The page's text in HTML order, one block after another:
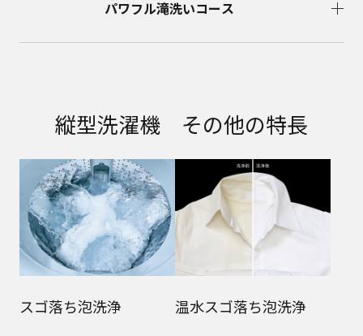
パワフル滝洗いコース
縦型洗濯機 その他の特長
スゴ落ち泡洗浄 温水スゴ落ち泡洗浄​